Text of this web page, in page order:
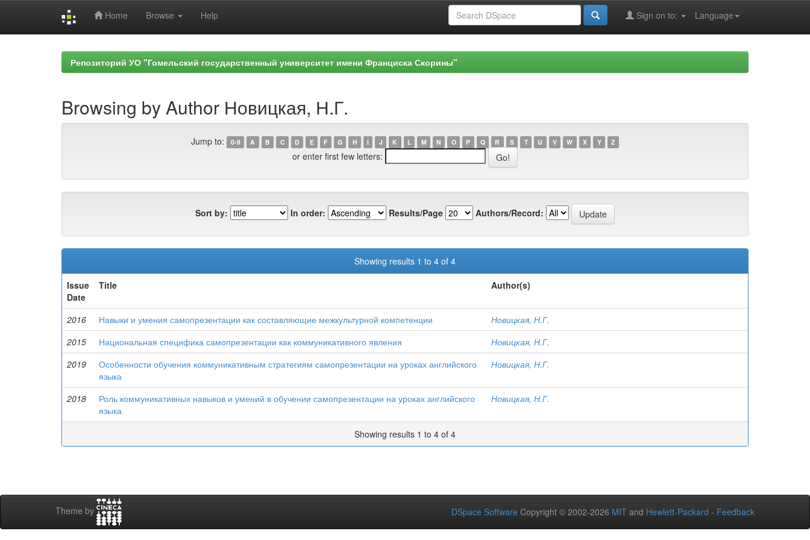
Home Browse Help Language
Sign on to:
Репозиторий УО "Гомельский государственный университет имени Франциска Скорины"
Browsing by Author Новицкая, Н.Г.
Jump to: 0-9 A B C D E F G H I J K L M N O P Q R S T U V W X Y Z
or enter first few letters:
Sort by: In order: Results/Page Authors/Record:
Showing results 1 to 4 of 4
Issue
Date
Title Author(s)
2016 Навыки и умения самопрезентации как составляющие межкультурной компетенции
Новицкая, Н.Г.
2015
Национальная специфика самопрезентации как коммуникативного явления
Новицкая, Н.Г.
2019
Особенности обучения коммуникативным стратегиям самопрезентации на уроках английского
языка
Новицкая, Н.Г.
2018
Роль коммуникативных навыков и умений в обучении самопрезентации на уроках английского
языка
Новицкая, Н.Г.
Showing results 1 to 4 of 4
Theme by DSpace Software Copyright © 2002-2026 MIT and Hewlett-Packard - Feedback